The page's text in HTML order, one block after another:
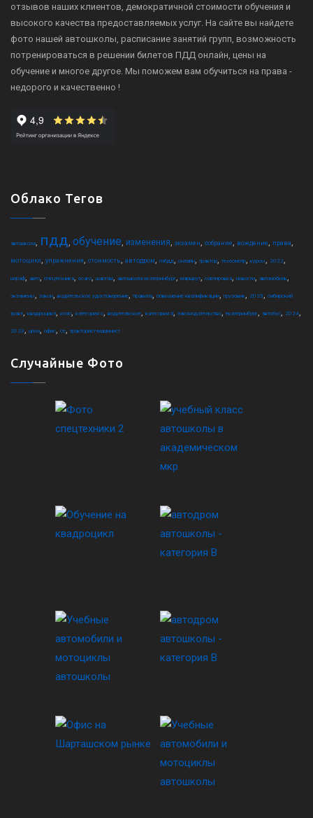
отзывов наших клиентов, демократичной стоимости обучения и
высокого качества предоставляемых услуг. На сайте вы найдете
фото нашей автошколы, расписание занятий групп, возможность
потренироваться в решении билетов ПДД онлайн, цены на
обучение и многое другое. Мы поможем вам обучиться на права -
недорого и качественно !
Облако Тегов
автошкола пдд обучение изменения экзамен собрание вождение права
мотоцикл упражнения стоимость автодром гибдд онлайн трактор техосмотр курсы 2022
штраф авто спецтехника осаго шарташ автошкола екатеринбург маршрут сортировка новости автомобиль
экзамены закон водительское удостоверение правила повышение квалификации грузовик 2025 сибирский
тракт квадроцикл коап категория c водительское категория d законодательство екатеринбург автобус 2024
2023 цена офис ce тракторист-машинист
Случайные Фото